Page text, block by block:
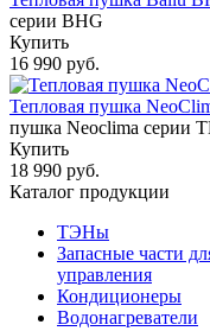
серии BHG
Купить
16 990 руб.
Тепловая пушка
пушка Neoclima серии
Купить
18 990 руб.
Каталог продукции
ТЭНы
Запасные части
управления
Кондиционеры
Водонагреватели